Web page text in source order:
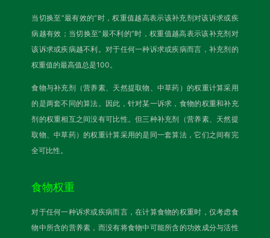
当切换至“最有效的”时，权重值越高表示该补充剂对该诉求或疾
病越有效；当切换至“最不利的”时，权重值越高表示该补充剂对
该诉求或疾病越不利。对于任何一种诉求或疾病而言，补充剂的
权重值的最高值总是100。
食物与补充剂（营养素、天然提取物、中草药）的权重计算采用
的是两套不同的算法。因此，针对某一诉求，食物的权重和补充
剂的权重相互之间没有可比性。但三种补充剂（营养素、天然提
取物、中草药）的权重计算采用的是同一套算法，它们之间有完
全可比性。
食物权重
对于任何一种诉求或疾病而言，在计算食物的权重时，仅考虑食
物中所含的营养素，而没有将食物中可能所含的功效成分与活性